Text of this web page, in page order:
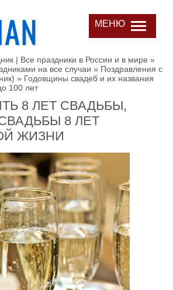
МЕНЮ
| Все праздники в России и в мире »
на все случаи » Поздравления с
» Годовщины свадеб и их названия
100 лет
8 ЛЕТ СВАДЬБЫ,
8 ЛЕТ
ЖИЗНИ